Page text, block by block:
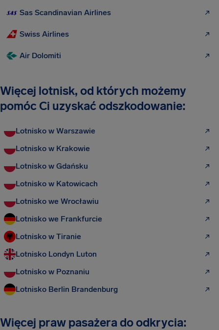
Sas Scandinavian Airlines
Swiss Airlines
Air Dolomiti
Więcej lotnisk, od których możemy
pomóc Ci uzyskać odszkodowanie:
Lotnisko w Warszawie
Lotnisko w Krakowie
Lotnisko w Gdańsku
Lotnisko w Katowicach
Lotnisko we Wrocławiu
Lotnisko we Frankfurcie
Lotnisko w Tiranie
Lotnisko Londyn Luton
Lotnisko w Poznaniu
Lotnisko Berlin Brandenburg
Więcej praw pasażera do odkrycia: